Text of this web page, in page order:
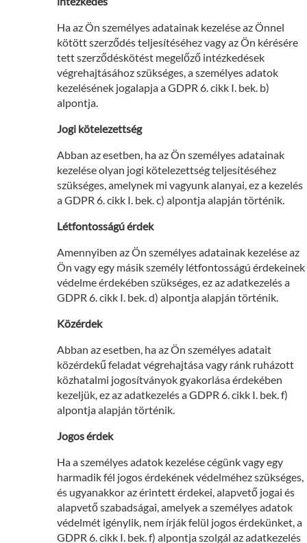
Ha az Ön személyes adatainak kezelése az Önnel
kötött szerződés teljesítéséhez vagy az Ön kérésére
tett szerződéskötést megelőző intézkedések
végrehajtásához szükséges, a személyes adatok
kezelésének jogalapja a GDPR 6. cikk I. bek. b)
alpontja.
Jogi kötelezettség
Abban az esetben, ha az Ön személyes adatainak
kezelése olyan jogi kötelezettség teljesítéséhez
szükséges, amelynek mi vagyunk alanyai, ez a kezelés
a GDPR 6. cikk I. bek. c) alpontja alapján történik.
Létfontosságú érdek
Amennyiben az Ön személyes adatainak kezelése az
Ön vagy egy másik személy létfontosságú érdekeinek
védelme érdekében szükséges, ez az adatkezelés a
GDPR 6. cikk I. bek. d) alpontja alapján történik.
Közérdek
Abban az esetben, ha az Ön személyes adatait
közérdekű feladat végrehajtása vagy ránk ruházott
közhatalmi jogosítványok gyakorlása érdekében
kezeljük, ez az adatkezelés a GDPR 6. cikk I. bek. f)
alpontja alapján történik.
Jogos érdek
Ha a személyes adatok kezelése cégünk vagy egy
harmadik fél jogos érdekének védelméhez szükséges,
és ugyanakkor az érintett érdekei, alapvető jogai és
alapvető szabadságai, amelyek a személyes adatok
védelmét igénylik, nem írják felül jogos érdekünket, a
GDPR 6. cikk I. bek. f) alpontja szolgál az adatkezelés